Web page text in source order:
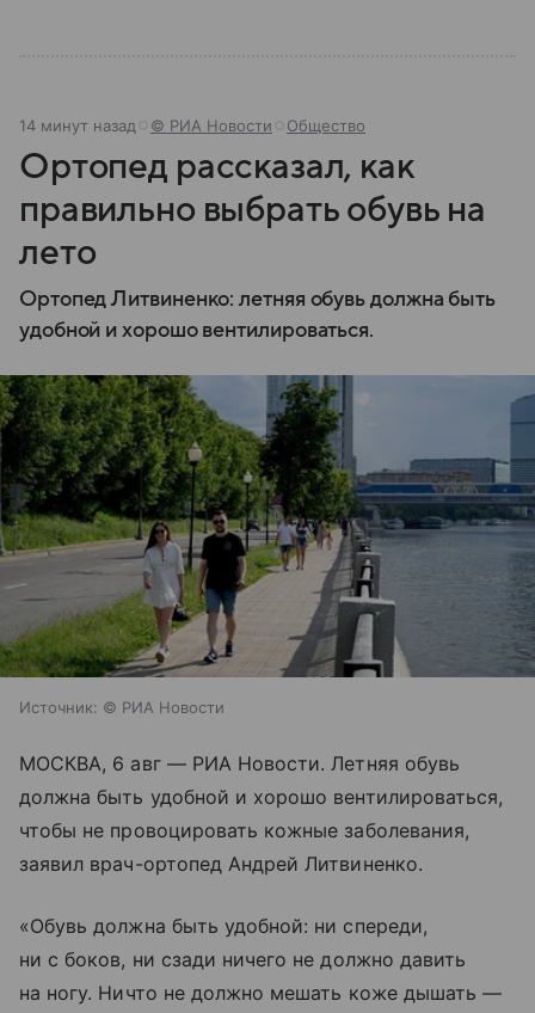
14 минут назад © РИА Новости Общество
Ортопед рассказал, как
правильно выбрать обувь на
лето
Ортопед Литвиненко: летняя обувь должна быть
удобной и хорошо вентилироваться.
Источник: © РИА Новости
МОСКВА, 6 авг — РИА Новости. Летняя обувь
должна быть удобной и хорошо вентилироваться,
чтобы не провоцировать кожные заболевания,
заявил врач-ортопед Андрей Литвиненко.
«Обувь должна быть удобной: ни спереди,
ни с боков, ни сзади ничего не должно давить
на ногу. Ничто не должно мешать коже дышать —